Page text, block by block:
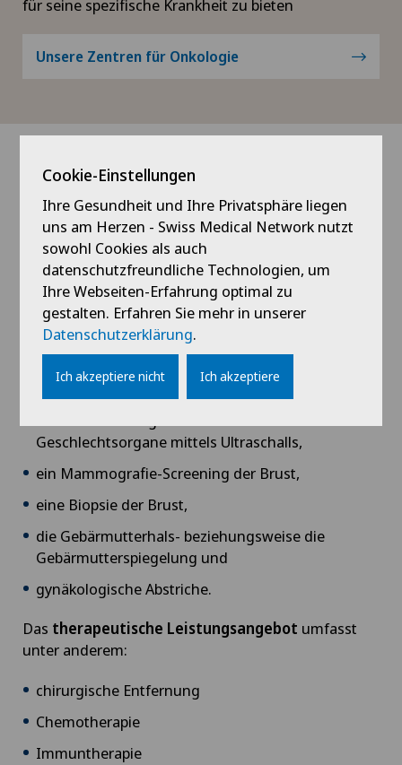
für seine spezifische Krankheit zu bieten
Unsere Zentren für Onkologie
Unsere Fachärzte für Gynäkologie bieten Ihnen ein
breites Spektrum an diagnostischen und
therapeutischen Massnahmen rund um die
Gynäkologische Onkologie an.
Zumdiagnostischen Leistungsangebotzählen
unter anderem
die manuelle Untersuchung der weiblichen
Geschlechtsorgane (Tastuntersuchungen),
Geschlechtsorgane mittels Ultraschalls,
ein Mammografie-Screening der Brust,
eine Biopsie der Brust,
die Gebärmutterhals- beziehungsweise die
Gebärmutterspiegelung und
gynäkologische Abstriche.
Das therapeutische Leistungsangebot umfasst
unter anderem:
chirurgische Entfernung
Chemotherapie
Immuntherapie
Cookie-Einstellungen
Ihre Gesundheit und Ihre Privatsphäre liegen
uns am Herzen - Swiss Medical Network nutzt
sowohl Cookies als auch
datenschutzfreundliche Technologien, um
Ihre Webseiten-Erfahrung optimal zu
gestalten. Erfahren Sie mehr in unserer
Datenschutzerklärung.
Ich akzeptiere nicht Ich akzeptiere